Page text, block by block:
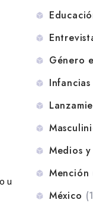
u
Género
Infancias
Medios
Mención
México